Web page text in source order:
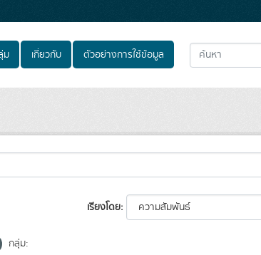
ม เกี่ยวกับ ตัวอย่างการใช้ข้อมูล
เรียงโดย
กลุ่ม: